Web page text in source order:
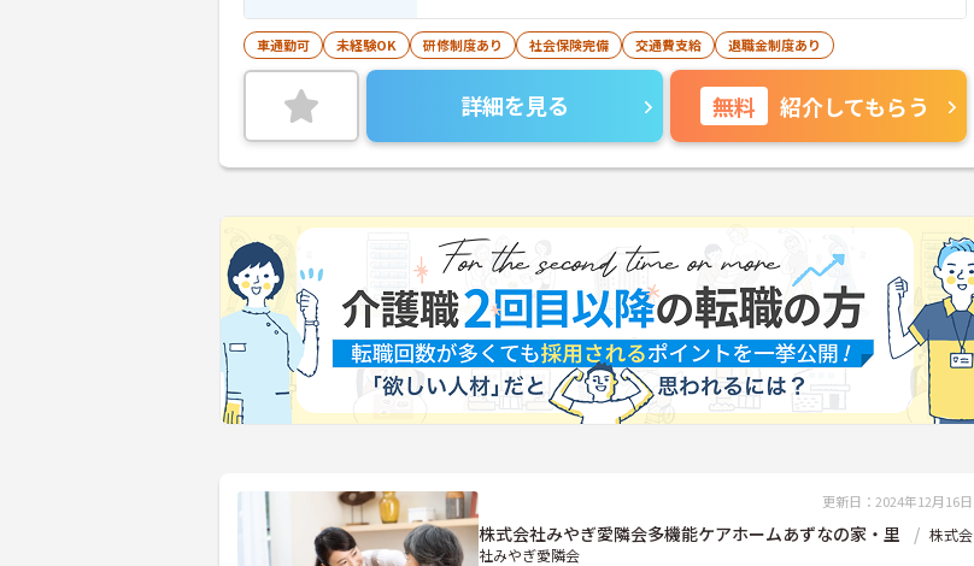
車通勤可 未経験OK 研修制度あり 社会保険完備 交通費支給 退職金制度あり
詳細を見る 無料 紹介してもらう
更新日：2024年12月16日
株式会社みやぎ愛隣会多機能ケアホームあずなの家・里
株式会
社みやぎ愛隣会